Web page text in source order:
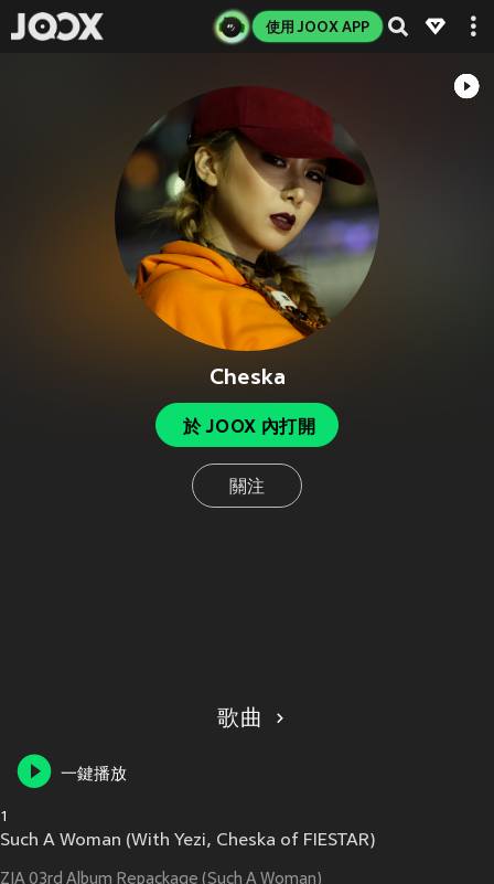
使用 JOOX APP
Cheska
於 JOOX 內打開
關注
歌曲
一鍵播放
1
Such A Woman (With Yezi, Cheska of FIESTAR)
ZIA 03rd Album Repackage (Such A Woman)